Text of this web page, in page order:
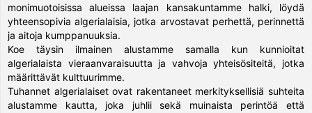
monimuotoisissa alueissa laajan kansakuntamme halki, löydä
yhteensopivia algerialaisia, jotka arvostavat perhettä, perinnettä
ja aitoja kumppanuuksia.
Koe täysin ilmainen alustamme samalla kun kunnioitat
algerialaista vieraanvaraisuutta ja vahvoja yhteisösiteitä, jotka
määrittävät kulttuurimme.
Tuhannet algerialaiset ovat rakentaneet merkityksellisiä suhteita
alustamme kautta, joka juhlii sekä muinaista perintöä että